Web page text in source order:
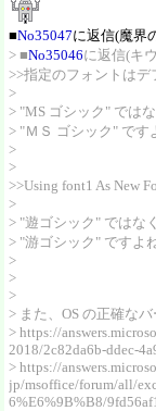
■No35047に返信(魔界
> ■No35046に返信(キ
>>指定のフォントはデ
>
> "MS ゴシック" ではな
> "ＭＳ ゴシック" です
>
>
>>Using font1 As New
>
> "遊ゴシック" ではなく
> "游ゴシック" ですよ
>
>
>
> また、OS の正確な
> https://
2018/2c82da6b-ddec-
> https://
jp/msoffice/forum/all/
6%E6%9B%B8/